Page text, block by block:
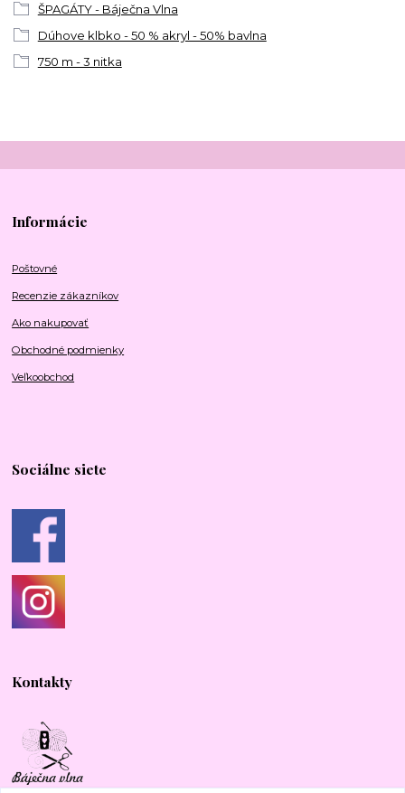
ŠPAGÁTY - Báječna Vlna
Dúhove klbko - 50 % akryl - 50% bavlna
750 m - 3 nitka
Informácie
Poštovné
Recenzie zákazníkov
Ako nakupovať
Obchodné podmienky
Veľkoobchod
Sociálne siete
Kontakty